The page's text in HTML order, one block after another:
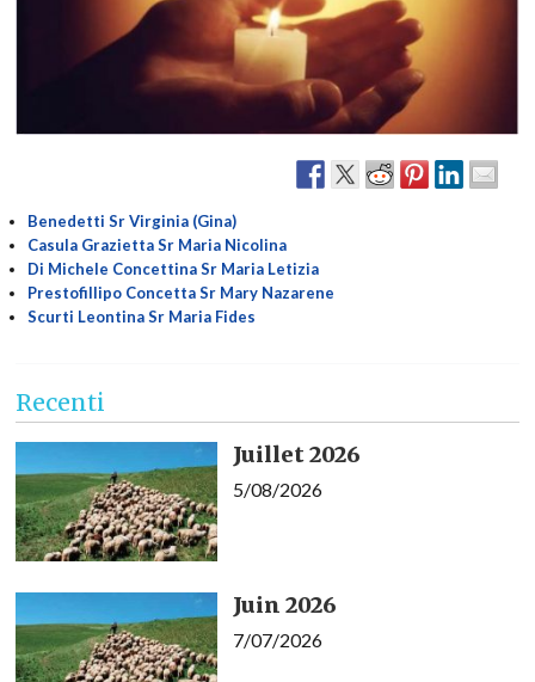
Benedetti Sr Virginia (Gina)
Casula Grazietta Sr Maria Nicolina
Di Michele Concettina Sr Maria Letizia
Prestofillipo Concetta Sr Mary Nazarene
Scurti Leontina Sr Maria Fides
Recenti
Juillet 2026
5/08/2026
Juin 2026
7/07/2026